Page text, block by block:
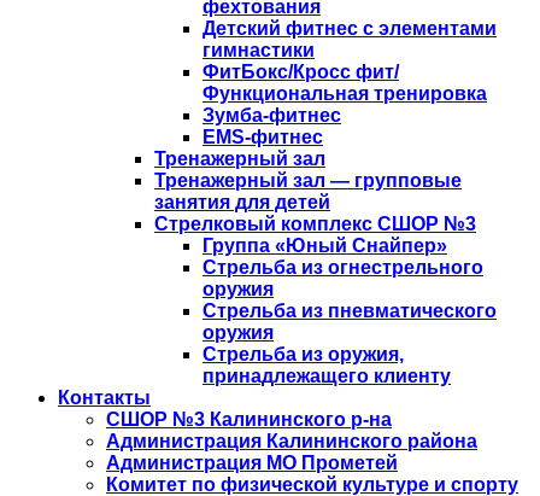
фехтования
Детский фитнес с элементами
гимнастики
ФитБокс/Кросс фит/
Функциональная тренировка
Зумба-фитнес
EMS-фитнес
Тренажерный зал
Тренажерный зал — групповые
занятия для детей
Стрелковый комплекс СШОР №3
Группа «Юный Снайпер»
Стрельба из огнестрельного
оружия
Стрельба из пневматического
оружия
Стрельба из оружия,
принадлежащего клиенту
Контакты
СШОР №3 Калининского р-на
Администрация Калининского района
Администрация МО Прометей
Комитет по физической культуре и спорту